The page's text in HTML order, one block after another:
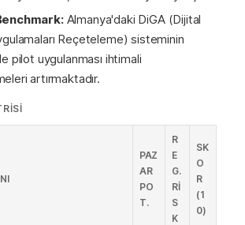
Almanya'daki DiGA (Dijital
Reçeteleme) sisteminin
pilot uygulanması ihtimali
artırmaktadır.
PAZ
AR
PO
T.
R
E
G.
RI
S
K
SK
O
R
(1
0)